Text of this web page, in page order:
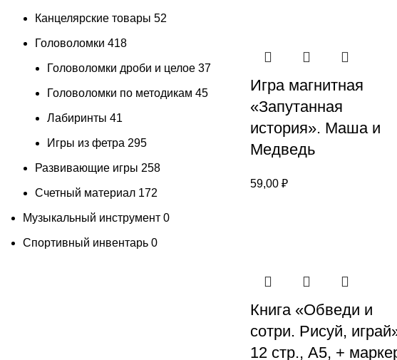
Канцелярские товары 52
Головоломки 418
Головоломки дроби и целое 37
Головоломки по методикам 45
Лабиринты 41
Игры из фетра 295
Развивающие игры 258
Счетный материал 172
Музыкальный инструмент 0
Спортивный инвентарь 0
Игра магнитная
«Запутанная
история». Маша и
Медведь
59,00 ₽
Книга «Обведи и
сотри. Рисуй,
12 стр., А5, +